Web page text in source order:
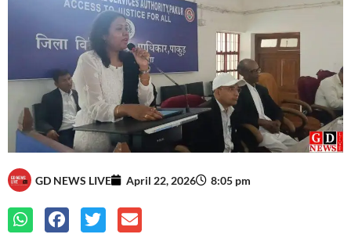
GD NEWS LIVE April 22, 2026 8:05 pm